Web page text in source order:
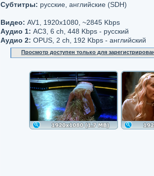
Субтитры: русские, английские (SDH)
Видео: AV1, 1920x1080, ~2845 Kbps
Аудио 1: AC3, 6 ch, 448 Kbps - русский
Аудио 2: OPUS, 2 ch, 192 Kbps - английский
Просмотр доступен только для